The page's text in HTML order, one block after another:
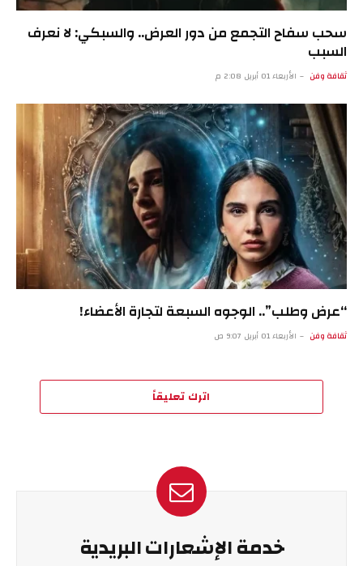
سحب سفاح التجمع من دور العرض.. والسبكي: لا نعرف
السبب
ثقافة وفن الأربعاء 01 أبريل 2:08 م
“عرض وطلب”.. الوجوه السبعة لتجارة الأعضاء!
ثقافة وفن الأربعاء 01 أبريل 9:07 ص
اترك تعليقاً
خدمة الإشعارات البريدية